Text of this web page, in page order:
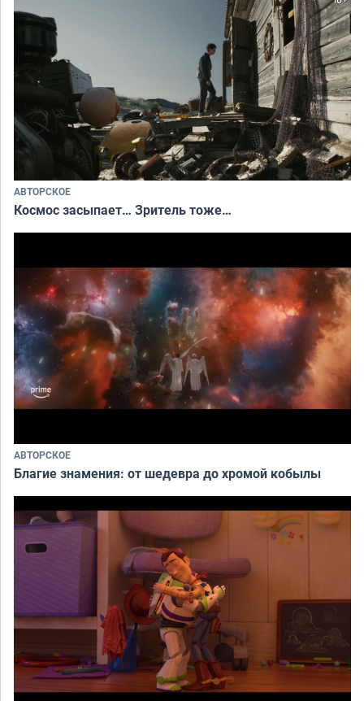
АВТОРСКОЕ
Космос засыпает… Зритель тоже…
АВТОРСКОЕ
Благие знамения: от шедевра до хромой кобылы